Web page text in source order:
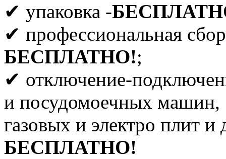
✔ упаковка -
✔ профессиональная
БЕСПЛАТНО!;
✔ отключение-
и посудомоечных машин,
газовых и электро плит
БЕСПЛАТНО!